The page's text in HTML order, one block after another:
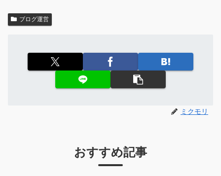
ブログ運営
ミクモリ
おすすめ記事